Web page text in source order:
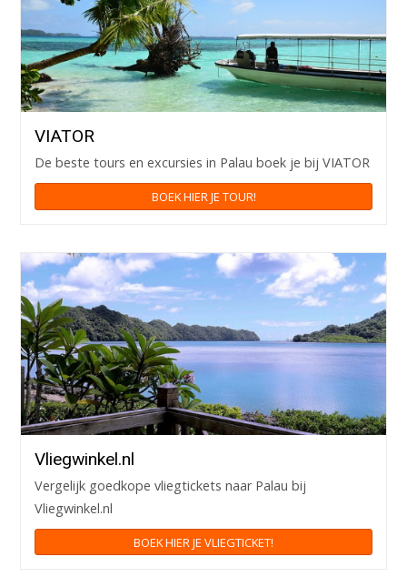
VIATOR
De beste tours en excursies in Palau boek je bij VIATOR
BOEK HIER JE TOUR!
Vliegwinkel.nl
Vergelijk goedkope vliegtickets naar Palau bij
Vliegwinkel.nl
BOEK HIER JE VLIEGTICKET!